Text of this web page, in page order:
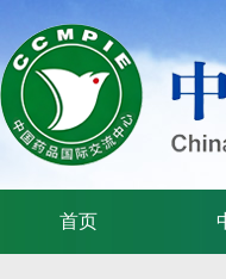
首页